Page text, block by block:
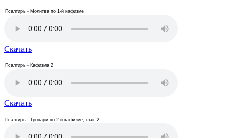
Псалтирь - Молитва по 1-й кафизме
Скачать
Псалтирь - Кафизма 2
Скачать
Псалтирь - Тропари по 2-й кафизме, глас 2